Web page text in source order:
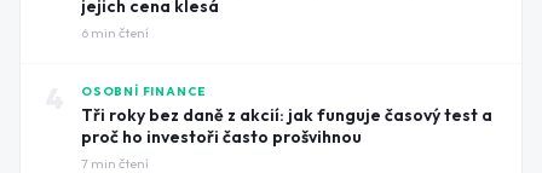
jejich cena klesá
6 min čtení
OSOBNÍ FINANCE
Tři roky bez daně z akcií: jak funguje časový test a
proč ho investoři často prošvihnou
7 min čtení